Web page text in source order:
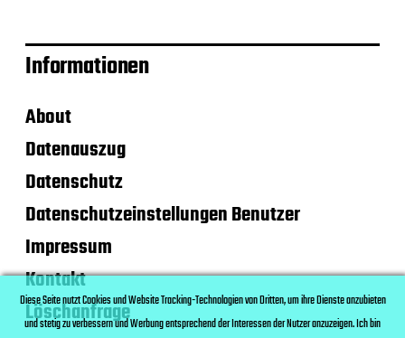
Informationen
About
Datenauszug
Datenschutz
Datenschutzeinstellungen Benutzer
Impressum
Kontakt
Löschanfrage
Diese Seite nutzt Cookies und Website Tracking-Technologien von Dritten, um ihre Dienste anzubieten
und stetig zu verbessern und Werbung entsprechend der Interessen der Nutzer anzuzeigen. Ich bin